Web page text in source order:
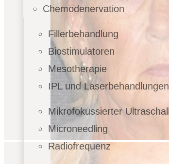
Chemodenervation
Fillerbehandlung
Biostimulatoren
Mesotherapie
IPL und Laserbehandlungen
Mikrofokussierter Ultraschall
Microneedling
Radiofrequenz